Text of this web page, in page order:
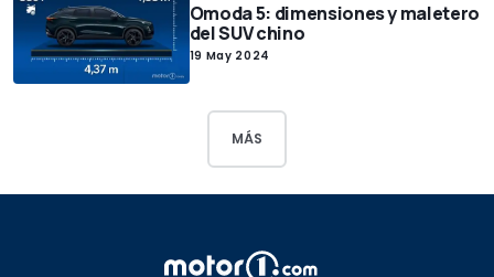
Omoda 5: dimensiones y maletero
del SUV chino
19 May 2024
MÁS